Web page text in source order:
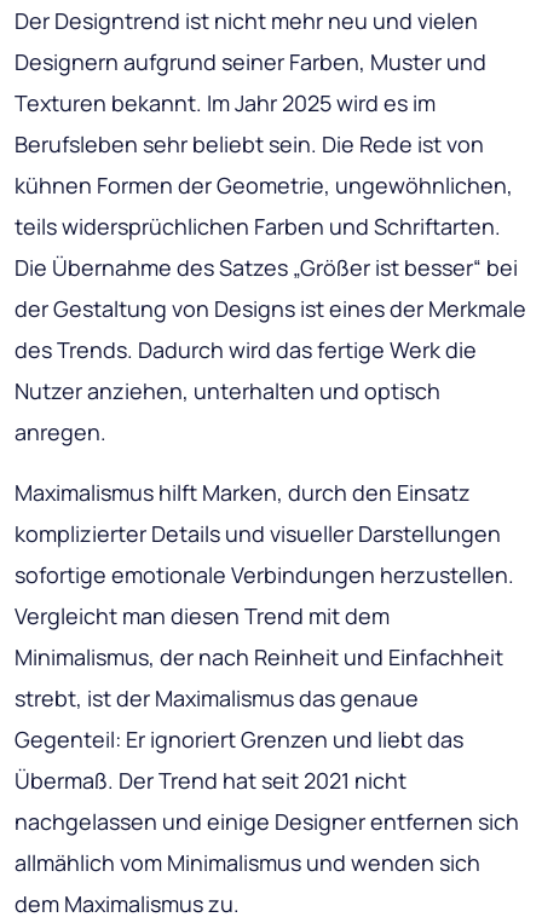
Der Designtrend ist nicht mehr neu und vielen
Designern aufgrund seiner Farben, Muster und
Texturen bekannt. Im Jahr 2025 wird es im
Berufsleben sehr beliebt sein. Die Rede ist von
kühnen Formen der Geometrie, ungewöhnlichen,
teils widersprüchlichen Farben und Schriftarten.
Die Übernahme des Satzes „Größer ist besser“ bei
der Gestaltung von Designs ist eines der Merkmale
des Trends. Dadurch wird das fertige Werk die
Nutzer anziehen, unterhalten und optisch
anregen.
Maximalismus hilft Marken, durch den Einsatz
komplizierter Details und visueller Darstellungen
sofortige emotionale Verbindungen herzustellen.
Vergleicht man diesen Trend mit dem
Minimalismus, der nach Reinheit und Einfachheit
strebt, ist der Maximalismus das genaue
Gegenteil: Er ignoriert Grenzen und liebt das
Übermaß. Der Trend hat seit 2021 nicht
nachgelassen und einige Designer entfernen sich
allmählich vom Minimalismus und wenden sich
dem Maximalismus zu.